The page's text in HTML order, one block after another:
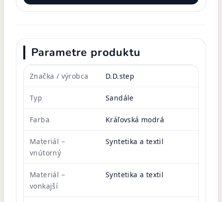
Parametre produktu
Značka / výrobca D.D.step
Typ Sandále
Farba Kráľovská modrá
Materiál –
vnútorný
Syntetika a textil
Materiál –
vonkajší
Syntetika a textil